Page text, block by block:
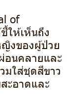
of
ให้เห็นถึง
งของผู้ป่วย
อนคลายและ
มใส่ชุดสีขาว
ะอาดและ